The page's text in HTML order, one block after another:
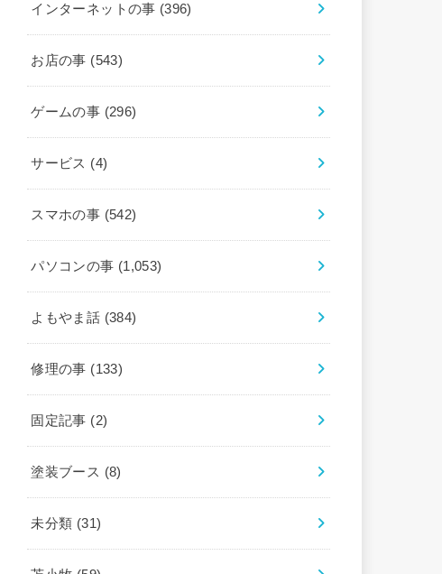
インターネットの事 (396)
お店の事 (543)
ゲームの事 (296)
サービス (4)
スマホの事 (542)
パソコンの事 (1,053)
よもやま話 (384)
修理の事 (133)
固定記事 (2)
塗装ブース (8)
未分類 (31)